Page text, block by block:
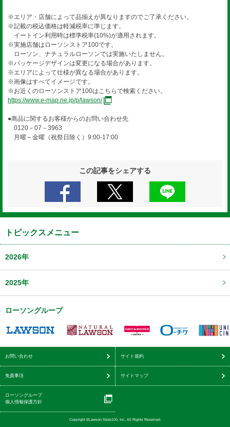
※エリア・店舗によって品揃えが異なりますのでご了承ください。
※記載の税込価格は軽減税率に準じます。
イートイン利用時は標準税率(10%)が適用されます。
※実施店舗はローソンストア100です。
ローソン、ナチュラルローソンでは実施いたしません。
※パッケージデザインは変更になる場合があります。
※エリアによって仕様が異なる場合があります。
※画像はすべてイメージです。
※お近くのローソンストア100はこちらで検索ください。
https://www.e-map.ne.jp/p/lawson/
●商品に関するお客様からのお問い合わせ先
0120－07－3963
月曜～金曜（祝祭日除く）9:00-17:00
この記事をシェアする
トピックスメニュー
2026年
2025年
ローソングループ
お問い合わせ サイト規約
免責事項 サイトマップ
ローソングループ
個人情報保護方針
Copyright ©Lawson Store100, Inc. All Rights Reserved.